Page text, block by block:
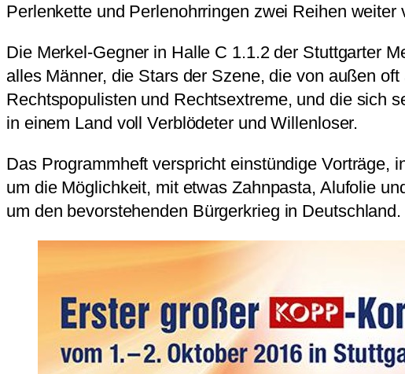
Perlenkette und Perlenohrringen zwei Reihen
Die Merkel-Gegner in Halle C 1.1.2 der Stuttgarter
alles Männer, die Stars der Szene, die von außen
Rechtspopulisten und Rechtsextreme, und die sich
in einem Land voll Verblödeter und Willenloser.
Das Programmheft verspricht einstündige Vorträge,
um die Möglichkeit, mit etwas Zahnpasta, Alufolie
um den bevorstehenden Bürgerkrieg in